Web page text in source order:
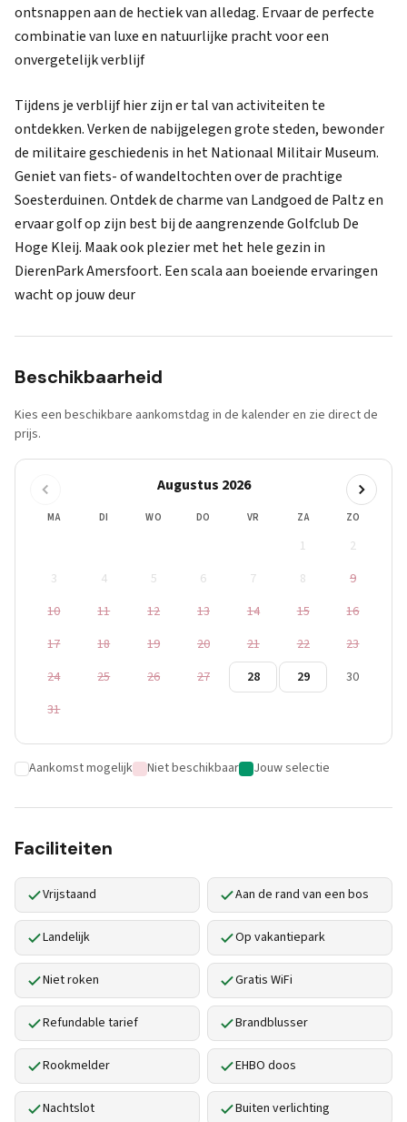
ontsnappen aan de hectiek van alledag. Ervaar de perfecte
combinatie van luxe en natuurlijke pracht voor een
onvergetelijk verblijf
Tijdens je verblijf hier zijn er tal van activiteiten te
ontdekken. Verken de nabijgelegen grote steden, bewonder
de militaire geschiedenis in het Nationaal Militair Museum.
Geniet van fiets- of wandeltochten over de prachtige
Soesterduinen. Ontdek de charme van Landgoed de Paltz en
ervaar golf op zijn best bij de aangrenzende Golfclub De
Hoge Kleij. Maak ook plezier met het hele gezin in
DierenPark Amersfoort. Een scala aan boeiende ervaringen
wacht op jouw deur
Beschikbaarheid
Kies een beschikbare aankomstdag in de kalender en zie direct de
prijs.
Augustus 2026
MA DI WO DO VR ZA ZO
1
2
3
4 5 6 7 8
9
10
11 12 13 14 15
16
17
18 19 20 21 22
23
24
25 26 27 28 29
30
31
Aankomst mogelijk Niet beschikbaar Jouw selectie
Faciliteiten
Vrijstaand Aan de rand van een bos
Landelijk Op vakantiepark
Niet roken Gratis WiFi
Refundable tarief Brandblusser
Rookmelder EHBO doos
Nachtslot Buiten verlichting